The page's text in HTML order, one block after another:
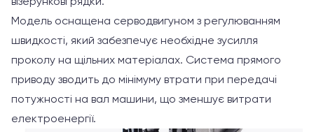
Модель оснащена серводвигуном з регулюванням
швидкості, який забезпечує необхідне зусилля
проколу на щільних матеріалах. Система прямого
приводу зводить до мінімуму втрати при передачі
потужності на вал машини, що зменшує витрати
електроенергії.